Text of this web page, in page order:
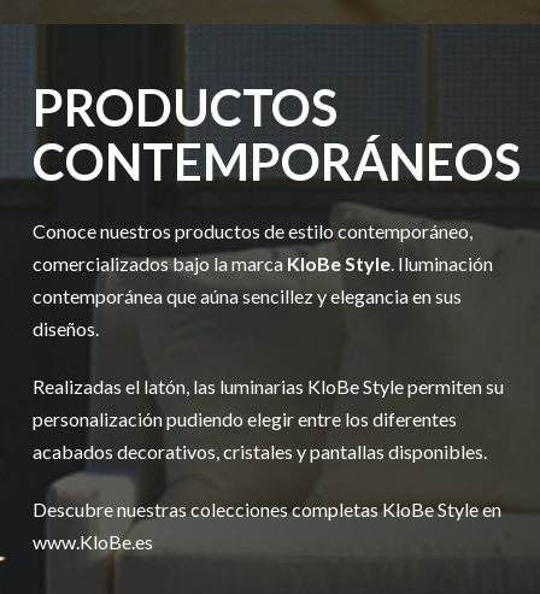
PRODUCTOS
CONTEMPORÁNEOS
Conoce nuestros productos de estilo contemporáneo,
comercializados bajo la marca KloBe Style. Iluminación
contemporánea que aúna sencillez y elegancia en sus
diseños.
Realizadas el latón, las luminarias KloBe Style permiten su
personalización pudiendo elegir entre los diferentes
acabados decorativos, cristales y pantallas disponibles.
Descubre nuestras colecciones completas KloBe Style en
www.KloBe.es